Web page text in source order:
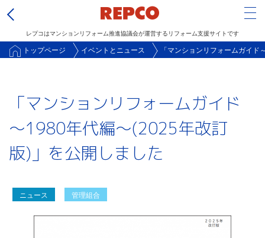
レプコはマンションリフォーム推進協議会が運営するリフォーム支援サイトです
トップページ イベントとニュース 「マンションリフォームガイ
「マンションリフォームガイド
～1980年代編～(2025年改訂
版)」を公開しました
ニュース 管理組合